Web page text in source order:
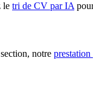
le tri de CV par IA
notre